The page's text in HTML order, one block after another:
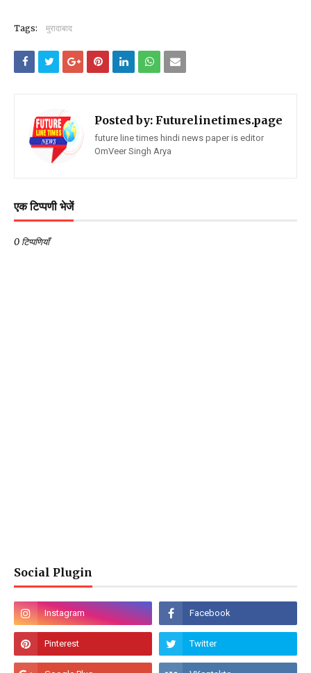
Tags: मुरादाबाद
Posted by: Futurelinetimes.page
future line times hindi news paper is editor
OmVeer Singh Arya
एक टिप्पणी भेजें
0 टिप्पणियाँ
Social Plugin